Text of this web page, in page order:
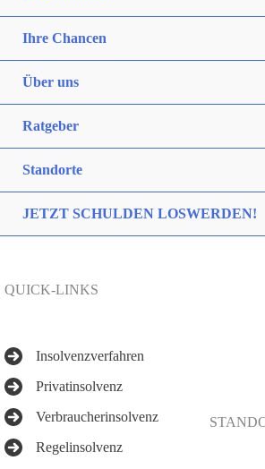
Ihre Chancen
Über uns
Ratgeber
Standorte
JETZT SCHULDEN LOSWERDEN!
QUICK-LINKS
Insolvenzverfahren
Privatinsolvenz
Verbraucherinsolvenz
Regelinsolvenz